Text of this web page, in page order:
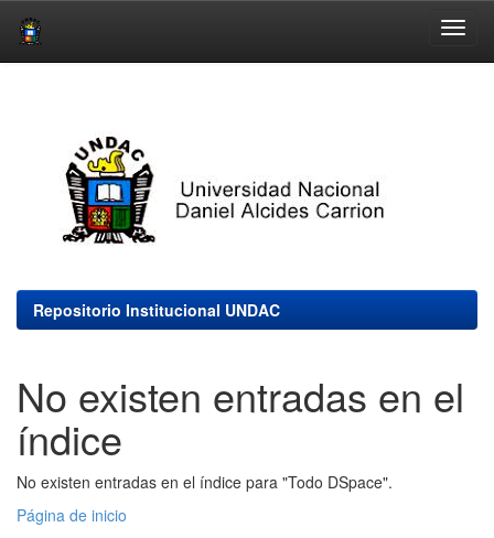
Repositorio Institucional UNDAC
No existen entradas en el
índice
No existen entradas en el índice para "Todo DSpace".
Página de inicio